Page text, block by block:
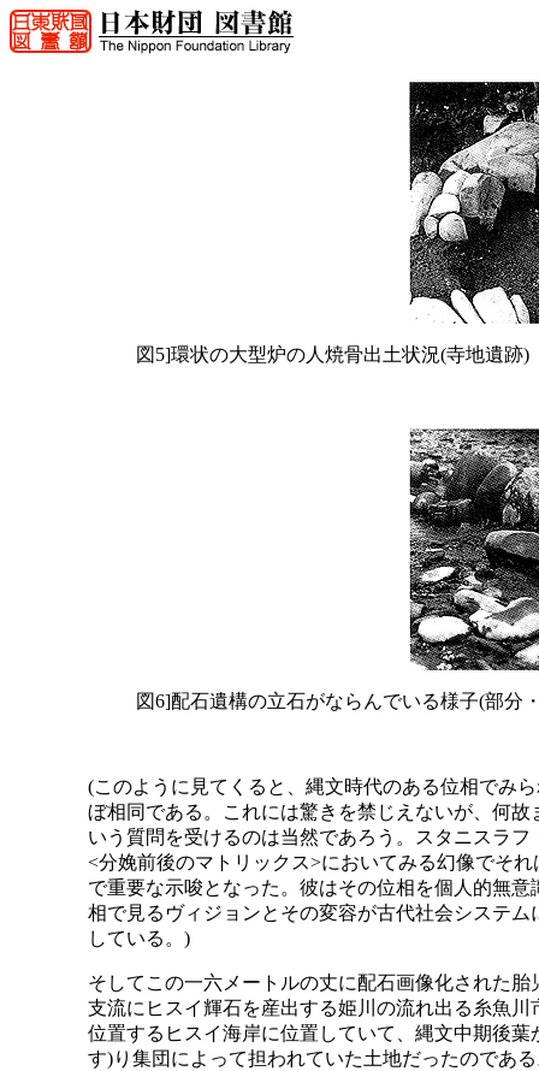
図5]環状の大型炉の人焼骨出土状況(寺地遺跡)
図6]配石遺構の立石がならんでいる様子(部分
(このように見てくると、縄文時代のある位相でみ
ぼ相同である。これには驚きを禁じえないが、何
いう質問を受けるのは当然であろう。スタニスラ
<分娩前後のマトリックス>においてみる幻像でそ
で重要な示唆となった。彼はその位相を個人的無
相で見るヴィジョンとその変容が古代社会システ
している。)
そしてこの一六メートルの丈に配石画像化された
支流にヒスイ輝石を産出する姫川の流れ出る糸魚
位置するヒスイ海岸に位置していて、縄文中期後
す)り集団によって担われていた土地だったのであ